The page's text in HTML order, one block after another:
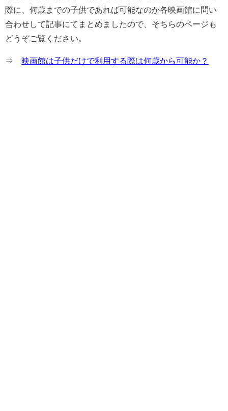
際に、何歳までの子供であれば可能なのか各映画館に問い
合わせして記事にてまとめましたので、そちらのページも
どうぞご覧ください。
⇒ 映画館は子供だけで利用する際は何歳から可能か？